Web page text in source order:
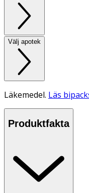
Välj apotek
Läkemedel. Läs
Produktfakta